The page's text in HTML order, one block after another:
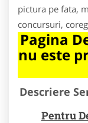
pictura pe fata,
concursuri,
Pagina
nu este
Descriere
Pentru